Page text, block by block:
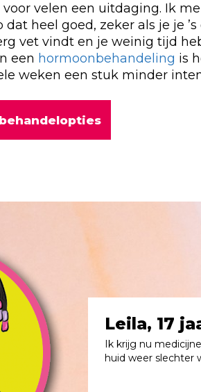
velen een uitdaging. Ik
heel goed, zeker als je je
vet vindt en je weinig tijd
een hormoonbehandeling is
weken een stuk minder
Leila, 17
Ik krijg nu
huid weer slechter